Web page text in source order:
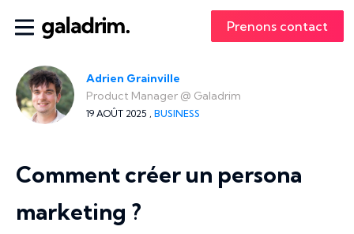
Prenons contact
Adrien Grainville
Product Manager @ Galadrim
19 AOÛT 2025 , BUSINESS
Comment créer un persona
marketing ?